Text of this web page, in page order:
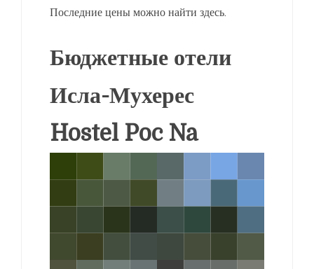
Последние цены можно найти здесь.
Бюджетные отели
Исла-Мухерес
Hostel Poc Na